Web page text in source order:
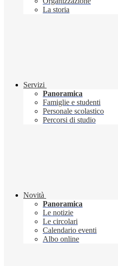
La storia
Servizi
Panoramica
Famiglie e studenti
Personale scolastico
Percorsi di studio
Novità
Panoramica
Le notizie
Le circolari
Calendario eventi
Albo online